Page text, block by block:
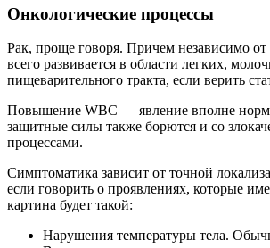
Онкологические процессы
Рак, проще говоря. Причем независимо
всего развивается в области легких,
пищеварительного тракта, если верить
Повышение WBC — явление вполне
защитные силы также борются и со
процессами.
Симптоматика зависит от точной
если говорить о проявлениях, которые
картина будет такой:
Нарушения температуры тела.